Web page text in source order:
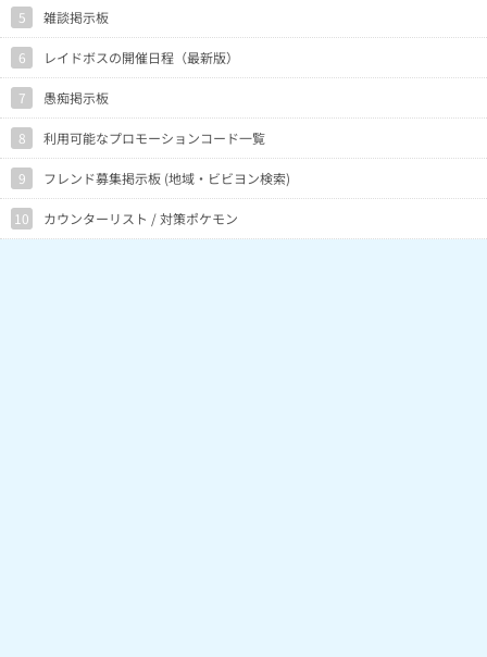
5 雑談掲示板
6 レイドボスの開催日程（最新版）
7 愚痴掲示板
8 利用可能なプロモーションコード一覧
9 フレンド募集掲示板 (地域・ビビヨン検索)
10 カウンターリスト / 対策ポケモン